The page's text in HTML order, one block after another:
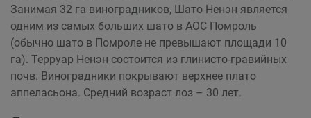
Занимая 32 га виноградников, Шато Ненэн является
одним из самых больших шато в АОС Помроль
(обычно шато в Помроле не превышают площади 10
га). Терруар Ненэн состоится из глинисто-гравийных
почв. Виноградники покрывают верхнее плато
аппеласьона. Средний возраст лоз – 30 лет.